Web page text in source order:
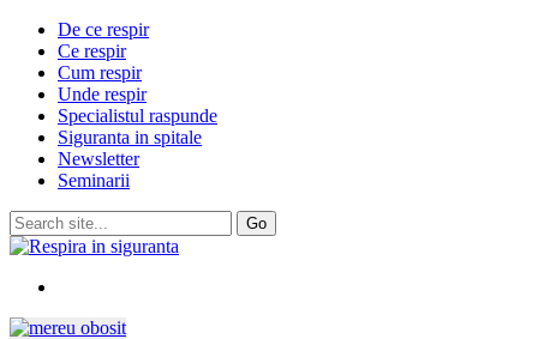
De ce respir
Ce respir
Cum respir
Unde respir
Specialistul raspunde
Siguranta in spitale
Newsletter
Seminarii